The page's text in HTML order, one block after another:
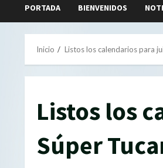
PORTADA BIENVENIDOS
Inicio Listos los calendarios para
Listos los
Súper